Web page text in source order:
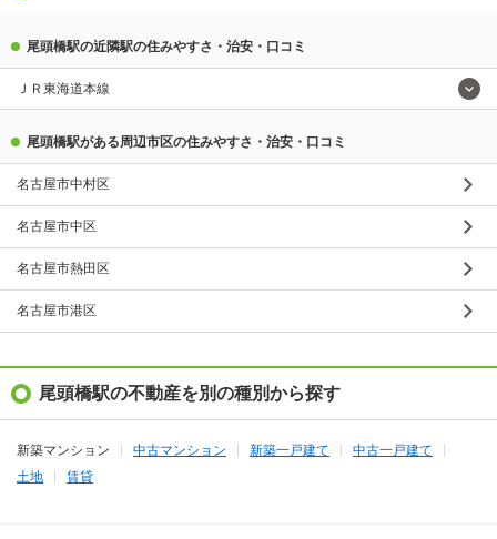
尾頭橋駅の近隣駅の住みやすさ・治安・口コミ
ＪＲ東海道本線
尾頭橋駅がある周辺市区の住みやすさ・治安・口コミ
名古屋市中村区
名古屋市中区
名古屋市熱田区
名古屋市港区
尾頭橋駅の不動産を別の種別から探す
新築マンション 中古マンション 新築一戸建て
中古一戸建て
土地
賃貸